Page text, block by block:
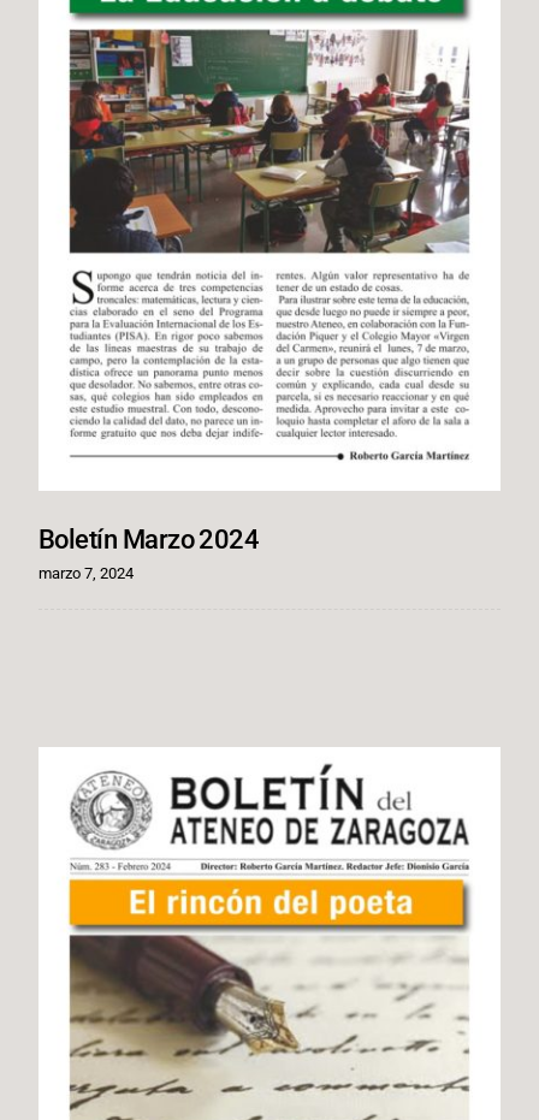
Boletín Marzo 2024
marzo 7, 2024